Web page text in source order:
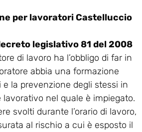
per lavoratori Castelluccio
legislativo 81 del 2008
di lavoro ha l’obbligo di far in
abbia una formazione
la prevenzione degli stessi in
lavorativo nel quale è impiegato.
svolti durante l’orario di lavoro,
al rischio a cui è esposto il